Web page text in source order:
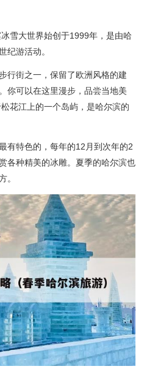
雪大世界始创于1999年，是由哈
纪游活动。
行街之一，保留了欧洲风格的建
你可以在这里漫步，品尝当地美
花江上的一个岛屿，是哈尔滨的
有特色的，每年的12月到次年的2
各种精美的冰雕。夏季的哈尔滨也
。